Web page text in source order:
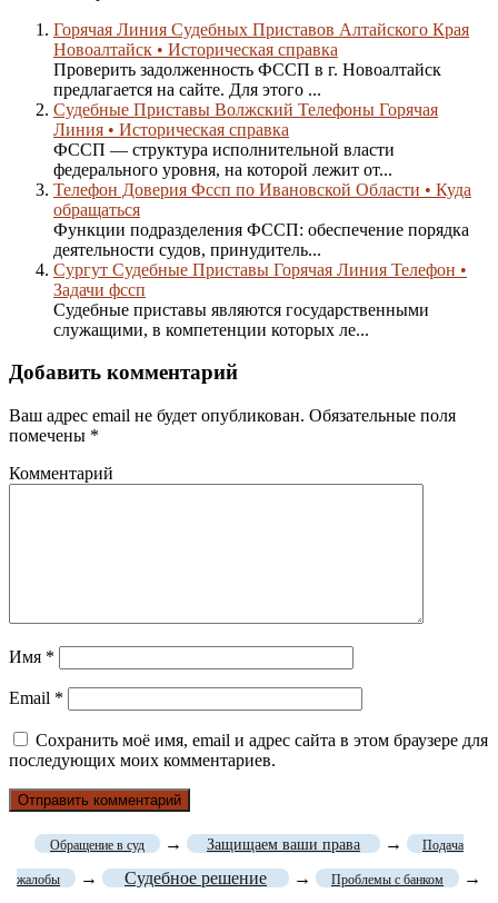
Горячая Линия Судебных Приставов Алтайского Края
Новоалтайск • Историческая справка
Проверить задолженность ФССП в г. Новоалтайск
предлагается на сайте. Для этого ...
Судебные Приставы Волжский Телефоны Горячая
Линия • Историческая справка
ФССП — структура исполнительной власти
федерального уровня, на которой лежит от...
Телефон Доверия Фссп по Ивановской Области • Куда
обращаться
Функции подразделения ФССП: обеспечение порядка
деятельности судов, принудитель...
Сургут Судебные Приставы Горячая Линия Телефон •
Задачи фссп
Судебные приставы являются государственными
служащими, в компетенции которых ле...
Добавить комментарий
Ваш адрес email не будет опубликован. Обязательные поля
помечены *
Комментарий
Имя *
Email *
Сохранить моё имя, email и адрес сайта в этом браузере для
последующих моих комментариев.
Обращение в суд → Защищаем ваши права → Подача
жалобы → Судебное решение → Проблемы с банком →